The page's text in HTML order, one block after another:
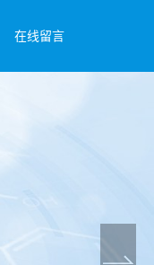
在线留言